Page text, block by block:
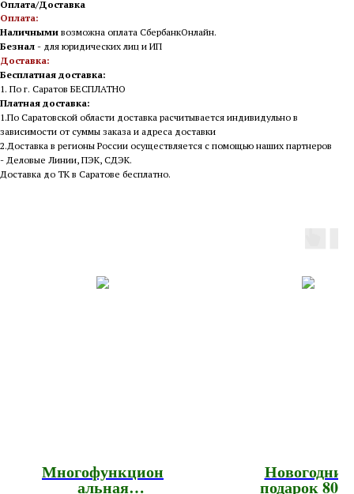
Оплата/Доставка
Оплата:
Наличными возможна оплата СбербанкОнлайн.
Безнал - для юридических лиц и ИП
Доставка:
Бесплатная доставка:
1. По г. Саратов БЕСПЛАТНО
Платная доставка:
1.По Саратовской области доставка расчитывается индивидульно в
зависимости от суммы заказа и адреса доставки
2.Доставка в регионы России осуществляется с помощью наших партнеров
- Деловые Линии, ПЭК, СДЭК.
Доставка до ТК в Саратове бесплатно.
Многофункцион
альная
Новогодний
подарок